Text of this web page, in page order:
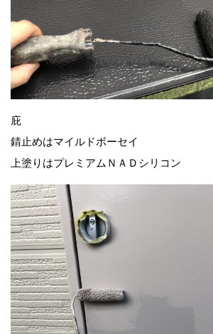
庇
錆止めはマイルドボーセイ
上塗りはプレミアムＮＡＤシリコン